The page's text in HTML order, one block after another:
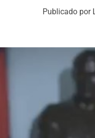
Publicado por